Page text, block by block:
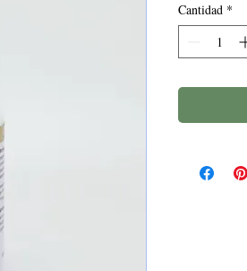
Cantidad *